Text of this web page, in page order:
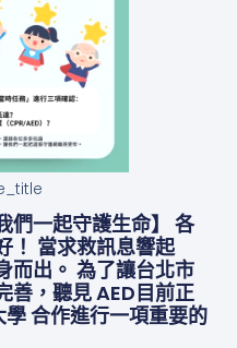
們一起守護生命】 各
！ 當求救訊息響起
而出。 為了讓台北市
善，聽見 AED目前正
合作進行一項重要的